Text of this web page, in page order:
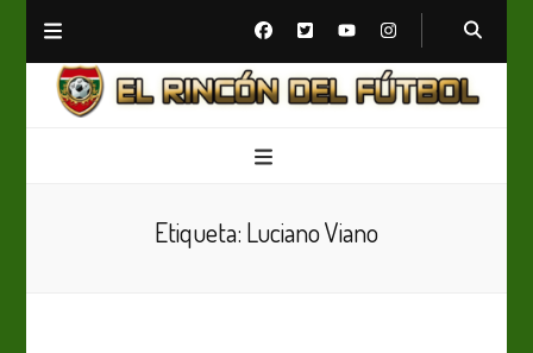
Etiqueta: Luciano Viano